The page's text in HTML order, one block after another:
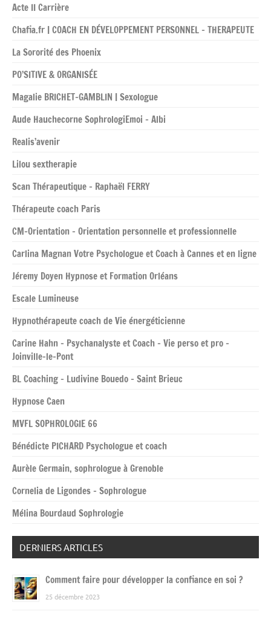
Acte II Carrière
Chafia.fr | COACH EN DÉVELOPPEMENT PERSONNEL – THERAPEUTE
La Sororité des Phoenix
PO’SITIVE & ORGANISÉE
Magalie BRICHET-GAMBLIN | Sexologue
Aude Hauchecorne SophrologiEmoi – Albi
Realis’avenir
Lilou sextherapie
Scan Thérapeutique – Raphaël FERRY
Thérapeute coach Paris
CM-Orientation – Orientation personnelle et professionnelle
Carlina Magnan Votre Psychologue et Coach à Cannes et en ligne
Jéremy Doyen Hypnose et Formation Orléans
Escale Lumineuse
Hypnothérapeute coach de Vie énergéticienne
Carine Hahn – Psychanalyste et Coach – Vie perso et pro –
Joinville-le-Pont
BL Coaching – Ludivine Bouedo – Saint Brieuc
Hypnose Caen
MVFL SOPHROLOGIE 66
Bénédicte PICHARD Psychologue et coach
Aurèle Germain, sophrologue à Grenoble
Cornelia de Ligondes – Sophrologue
Mélina Bourdaud Sophrologie
DERNIERS ARTICLES
Comment faire pour développer la confiance en soi ?
25 décembre 2023